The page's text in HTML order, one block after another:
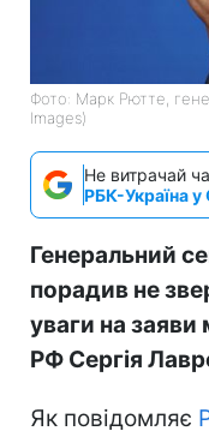
Фото: Марк Рютте,
Images)
Не витрачай
РБК-Україна у
Генеральний
порадив не
уваги на заяви
РФ Сергія
Як повідомляє